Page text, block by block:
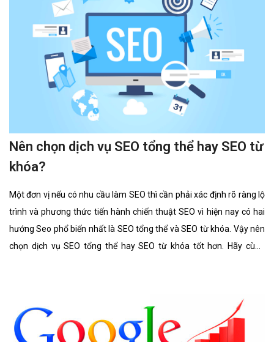
Nên chọn dịch vụ SEO tổng thể hay SEO từ
khóa?
Một đơn vị nếu có nhu cầu làm SEO thì cần phải xác định rõ ràng lộ
trình và phương thức tiến hành chiến thuật SEO vì hiện nay có hai
hướng Seo phổ biến nhất là SEO tổng thể và SEO từ khóa. Vậy nên
chọn dịch vụ SEO tổng thể hay SEO từ khóa tốt hơn. Hãy cùng